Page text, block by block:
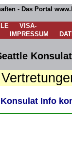
- Das Portal
VISA-
IMPRESSUM
Info